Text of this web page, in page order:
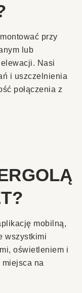
przy
lub
Nasi
i uszczelnienia
połączenia z
mobilną,
wszystkimi
oświetleniem i
na